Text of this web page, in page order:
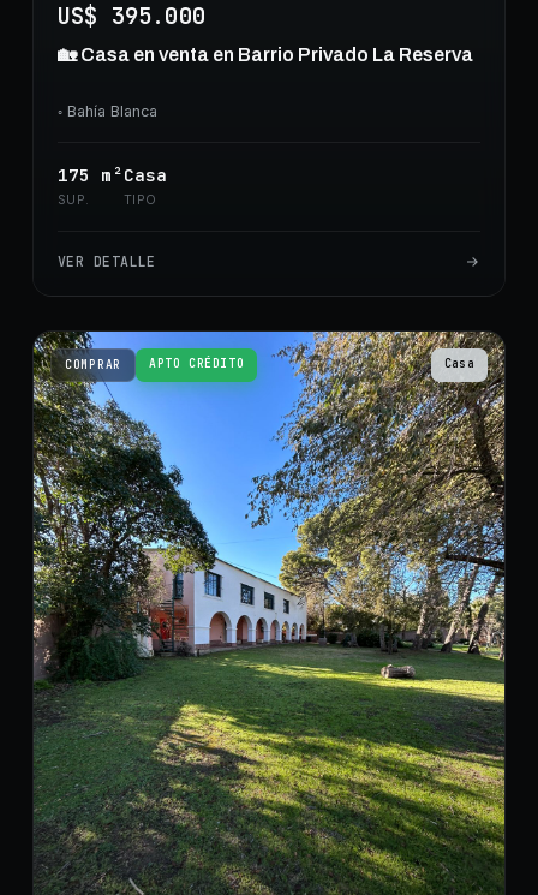
US$ 395.000
🏡 Casa en venta en Barrio Privado La Reserva
◦ Bahía Blanca
175 m²
SUP.
Casa
TIPO
VER DETALLE
COMPRAR APTO CRÉDITO Casa